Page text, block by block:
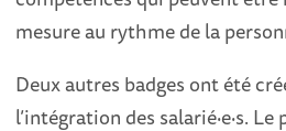
mesure au rythme de la
Deux autres badges ont été
l’intégration des salarié·e·s.